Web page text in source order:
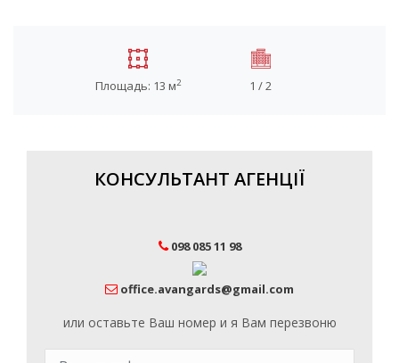
Площадь: 13 м2 1 / 2
КОНСУЛЬТАНТ АГЕНЦІЇ
098 085 11 98
office.avangards@gmail.com
или оставьте Ваш номер и я Вам перезвоню